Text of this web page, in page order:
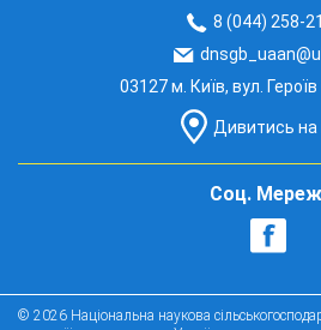
8 (044) 258-
03127 м. Київ, вул.
Дивитись на
Соц.
© 2026 Національна наукова